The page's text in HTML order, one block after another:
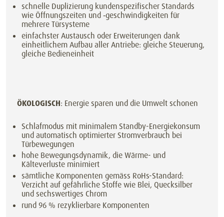
schnelle Duplizierung kundenspezifischer Standards
wie Öffnungszeiten und ‑geschwindigkeiten für
mehrere Türsysteme
einfachster Austausch oder Erweiterungen dank
einheitlichem Aufbau aller Antriebe: gleiche Steuerung,
gleiche Bedieneinheit
ÖKOLOGISCH: Energie sparen und die Umwelt schonen
Schlafmodus mit minimalem Standby-Energiekonsum
und automatisch optimierter Stromverbrauch bei
Türbewegungen
hohe Bewegungsdynamik, die Wärme- und
Kälteverluste minimiert
sämtliche Komponenten gemäss RoHs-Standard:
Verzicht auf gefährliche Stoffe wie Blei, Quecksilber
und sechswertiges Chrom
rund 96 % rezyklierbare Komponenten